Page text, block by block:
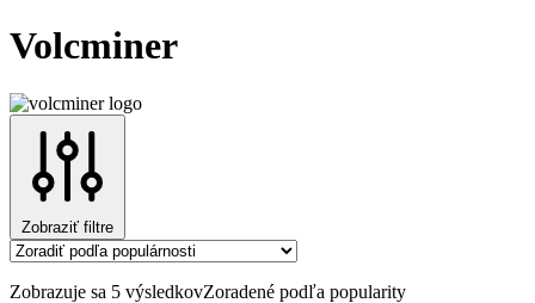
Volcminer
Zobraziť filtre
Zobrazuje sa 5 výsledkovZoradené podľa popularity